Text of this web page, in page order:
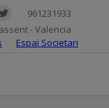
961231933
- Valencia
Espai Societari